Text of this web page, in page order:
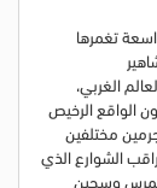
تغمرها
الغربي،
الواقع الرخيص
مختلفين
الشوارع الذي
وسجين